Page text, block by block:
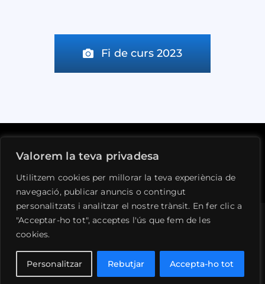
Valorem la teva privadesa
Utilitzem cookies per millorar la teva experiència de
navegació, publicar anuncis o contingut
personalitzats i analitzar el nostre trànsit. En fer clic a
"Acceptar-ho tot", acceptes l'ús que fem de les
cookies.
Personalitzar Rebutjar Accepta-ho tot
Fi de curs 2023
Avís legal Privacitat Cookies
© 1990 - 2026 •
Tots els drets reservats • Desenvolupat per
SIFAC